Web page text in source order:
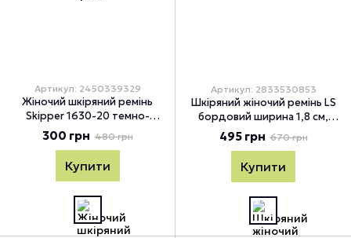
Артикул: 2450339329
Жіночий шкіряний ремінь
Skipper 1630-20 темно-
коричневый 2 см, Темно-
коричневый
300 грн 480 грн
Купити
Артикул: 2833530853
Шкіряний жіночий ремінь LS
бордовий ширина 1,8 см,
Бордовый
495 грн 670 грн
Купити